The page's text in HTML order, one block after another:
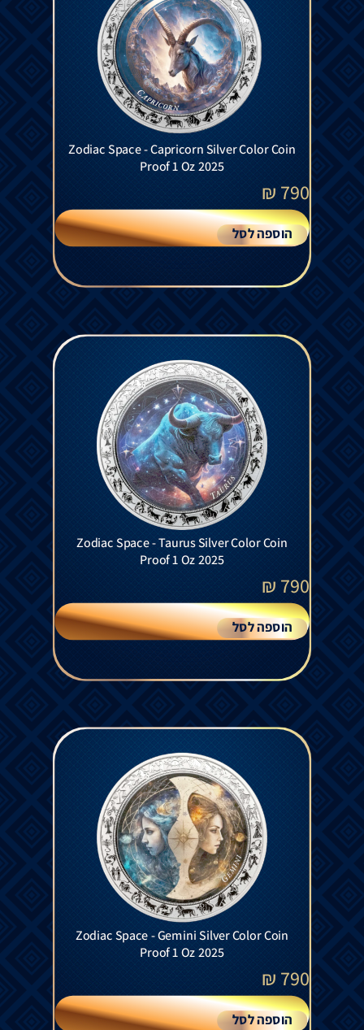
Zodiac Space - Capricorn Silver Color Coin
Proof 1 Oz 2025
790
₪
הוספה לסל
Zodiac Space - Taurus Silver Color Coin
Proof 1 Oz 2025
790
₪
הוספה לסל
Zodiac Space - Gemini Silver Color Coin
Proof 1 Oz 2025
790
₪
הוספה לסל